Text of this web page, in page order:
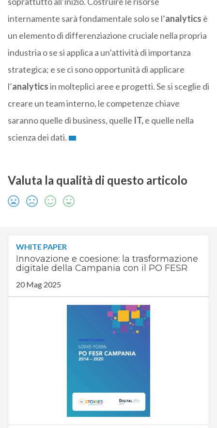
internamente sarà fondamentale solo se l’analytics è
un elemento di differenziazione cruciale nella propria
industria o se si applica a un’attività di importanza
strategica; e se ci sono opportunità di applicare
l’analyticsin molteplici aree e progetti. Se si sceglie di
creare un team interno, le competenze chiave
saranno quelle di business, quelle IT,e quelle nella
scienza dei dati.
Valuta la qualità di questo articolo
WHITE PAPER
Innovazione e coesione: la trasformazione
digitale della Campania con il PO FESR
20 Mag 2025